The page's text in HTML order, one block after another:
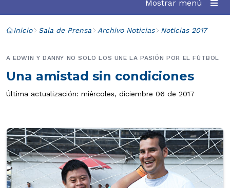
Mostrar menú
Inicio Sala de Prensa Archivo Noticias Noticias 2017
Una amistad sin condiciones
A EDWIN Y DANNY NO SOLO LOS UNE LA PASIÓN POR EL FÚTBOL
Última actualización: miércoles, diciembre 06 de 2017